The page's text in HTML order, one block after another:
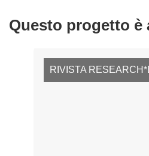
Questo progetto
RIVISTA